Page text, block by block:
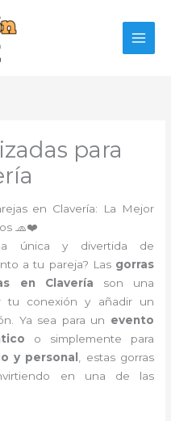
para
en Clavería: La Mejor
🧢❤️
única y divertida de
a tu pareja? Las gorras
en Clavería son una
tu conexión y añadir un
Ya sea para un evento
o simplemente para
y personal , estas gorras
en una de las